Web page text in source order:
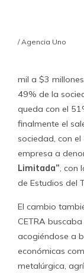
“Antes
colocados por
las
de sindicatos
CETRA en
en organizar
tiempo una
contigo”, agrega.
La estrategia
local, lo que
propia -con
negociación.
debes fijarte
empresa el
una buena
puedes